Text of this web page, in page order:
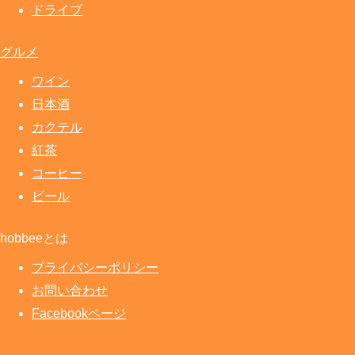
ドライブ
グルメ
ワイン
日本酒
カクテル
紅茶
コーヒー
ビール
hobbeeとは
プライバシーポリシー
お問い合わせ
Facebookページ